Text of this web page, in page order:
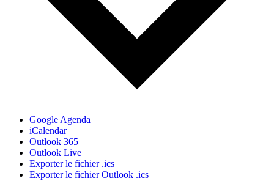
Google Agenda
iCalendar
Outlook 365
Outlook Live
Exporter le fichier .ics
Exporter le fichier Outlook .ics